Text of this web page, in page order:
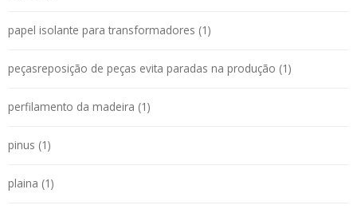
papel isolante para transformadores (1)
peçasreposição de peças evita paradas na produção (1)
perfilamento da madeira (1)
pinus (1)
plaina (1)